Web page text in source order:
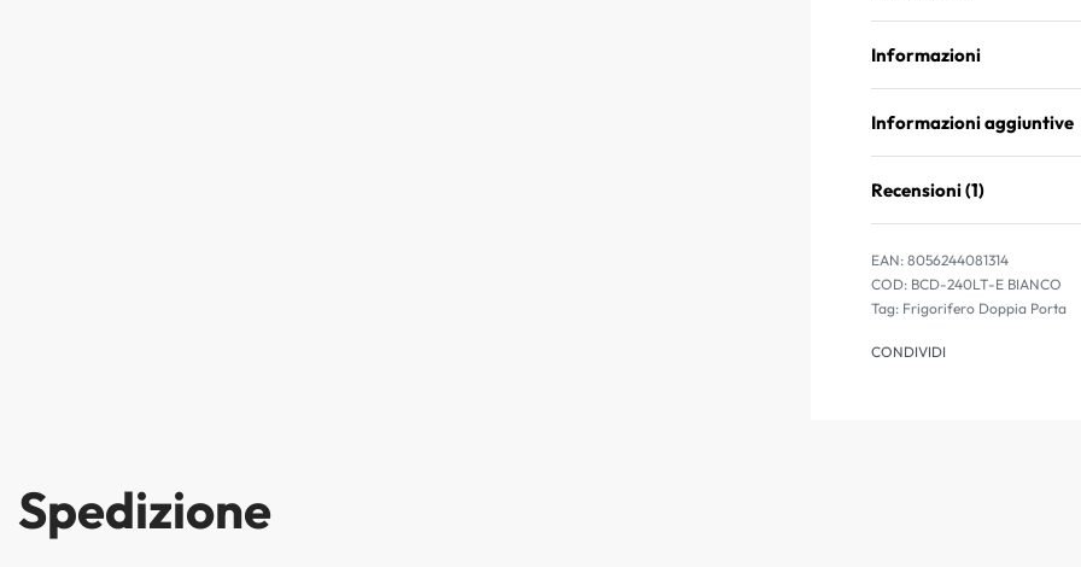
Informazioni
Informazioni aggiuntive
Recensioni (1)
EAN: 8056244081314
BCD-240LT-E BIANCO
Tag: Frigorifero Doppia Porta
CONDIVIDI
Spedizione